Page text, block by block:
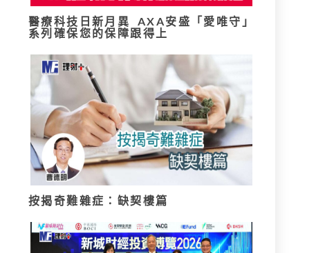
醫療科技日新月異 AXA安盛「愛唯守」
系列確保您的保障跟得上
按揭奇難雜症：缺契樓篇